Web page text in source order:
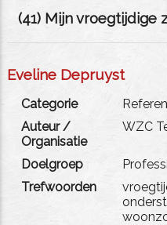
(41) Mijn vroegtijdige
Eveline Depruyst
Categorie
Auteur /
Organisatie
WZC
Doelgroep
Trefwoorden